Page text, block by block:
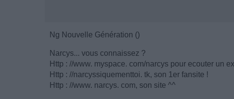
Ng Nouvelle Génération ()
Narcys... vous connaissez ?
Http : //www. myspace. com/narcys pour ecouter un
Http : //narcyssiquementtoi. tk, son 1er fansite !
Http : //www. narcys. com, son site ^^